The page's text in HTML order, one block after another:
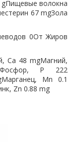
gПищевые волокна
67 mgЗола
0От Жиров
Ca 48 mgМагний,
P 222
Mn 0.1
Zn 0.88 mg